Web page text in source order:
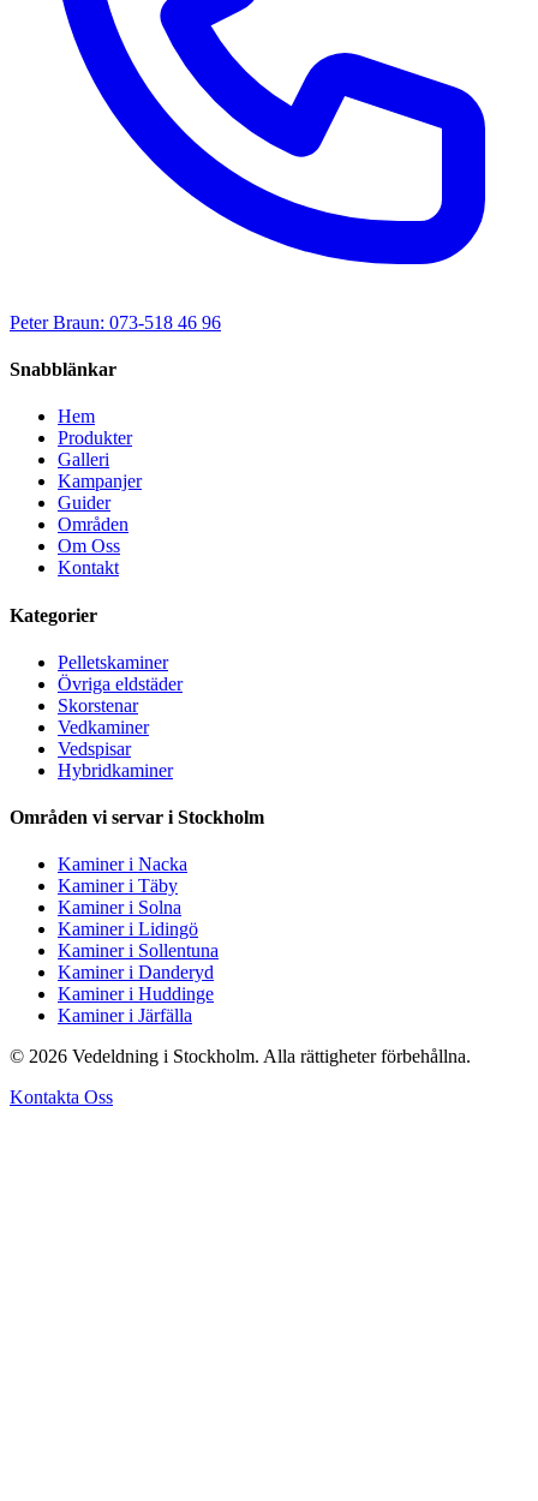
Peter Braun: 073-518 46 96
Snabblänkar
Hem
Produkter
Galleri
Kampanjer
Guider
Områden
Om Oss
Kontakt
Kategorier
Pelletskaminer
Övriga eldstäder
Skorstenar
Vedkaminer
Vedspisar
Hybridkaminer
Områden vi servar i Stockholm
Kaminer i Nacka
Kaminer i Täby
Kaminer i Solna
Kaminer i Lidingö
Kaminer i Sollentuna
Kaminer i Danderyd
Kaminer i Huddinge
Kaminer i Järfälla
© 2026 Vedeldning i Stockholm. Alla rättigheter förbehållna.
Kontakta Oss